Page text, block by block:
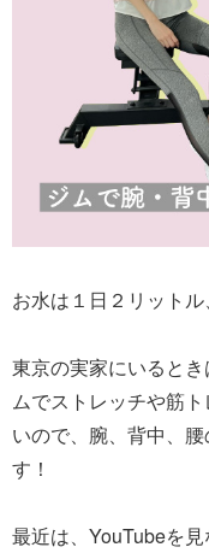
お水は１日２リットル
東京の実家にいると
ムでストレッチや筋
いので、腕、背中、
す！
最近は、YouTubeを